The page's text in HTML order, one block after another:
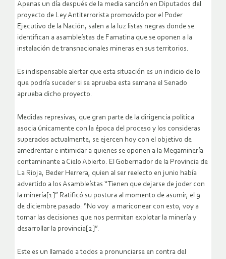
Apenas un día después de la media sanción en Diputados del
proyecto de Ley Antiterrorista promovido por el Poder
Ejecutivo de la Nación, salen a la luz listas negras donde se
identifican a asambleístas de Famatina que se oponen a la
instalación de transnacionales mineras en sus territorios.
Es indispensable alertar que esta situación es un indicio de lo
que podría suceder si se aprueba esta semana el Senado
aprueba dicho proyecto.
Medidas represivas, que gran parte de la dirigencia política
asocia únicamente con la época del proceso y los consideras
superados actualmente, se ejercen hoy con el objetivo de
amedrentar e intimidar a quienes se oponen a la Megaminería
contaminante a Cielo Abierto. El Gobernador de la Provincia de
La Rioja, Beder Herrera, quien al ser reelecto en junio había
advertido a los Asambleístas “Tienen que dejarse de joder con
la minería[1]” Ratificó su postura al momento de asumir, el 9
de diciembre pasado: “No voy a mariconear con esto, voy a
tomar las decisiones que nos permitan explotar la minería y
desarrollar la provincia[2]”.
Este es un llamado a todos a pronunciarse en contra del